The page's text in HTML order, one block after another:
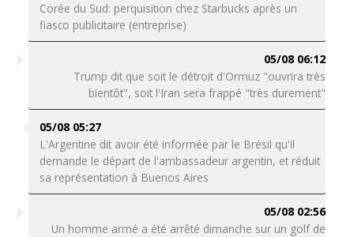
Corée du Sud: perquisition chez Starbucks après un
fiasco publicitaire (entreprise)
05/08 06:12
Trump dit que soit le détroit d'Ormuz "ouvrira très
bientôt", soit l'Iran sera frappé "très durement"
05/08 05:27
L'Argentine dit avoir été informée par le Brésil qu'il
demande le départ de l'ambassadeur argentin, et réduit
sa représentation à Buenos Aires
05/08 02:56
Un homme armé a été arrêté dimanche sur un golf de